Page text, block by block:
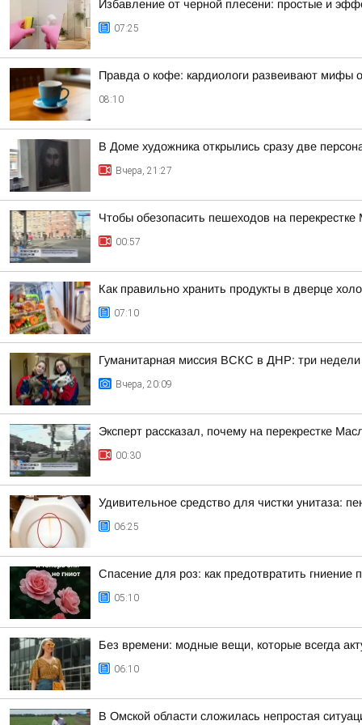
Избавление от черной плесени: простые и
07:25
Правда о кофе: кардиологи развеивают мифы
08:10
В Доме художника открылись сразу две
Вчера, 21:27
Чтобы обезопасить пешеходов на
00:57
Как правильно хранить продукты в дверце
07:10
Гуманитарная миссия ВСКС в ДНР: три
Вчера, 20:09
Эксперт рассказал, почему на перекрестке
00:30
Удивительное средство для чистки унитаза:
06:25
Спасение для роз: как предотвратить гниение
05:10
Без времени: модные вещи, которые всегда
06:10
В Омской области сложилась непростая